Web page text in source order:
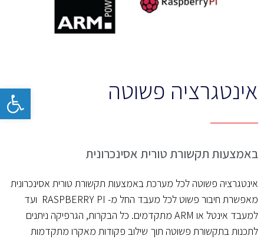
אינטגרציה פשוטה
באמצעות תקשורת טורית אסינכרונית
אינטגרציה פשוטה לכל מערכת באמצעות תקשורת טורית אסינכרונית
מאפשרת חיבור פשוט לכל מעבד החל מ- RASPBERRY PI ועד
למעבד אינטל או ARM מתקדמים. כל הבקרות, הגרפיקה ניתנים
לתכנות בתקשורת פשוטה תוך שילוב פקודות מאקרו מתקדמות